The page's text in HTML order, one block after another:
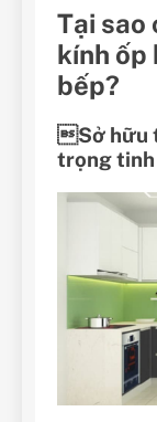
Tại sao
kính ốp
bếp?
Sở hữu
trọng